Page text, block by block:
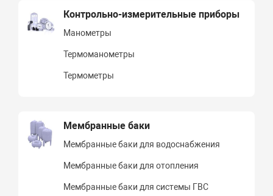
Контрольно-измерительные приборы
Манометры
Термоманометры
Термометры
Мембранные баки
Мембранные баки для водоснабжения
Мембранные баки для отопления
Мембранные баки для системы ГВС